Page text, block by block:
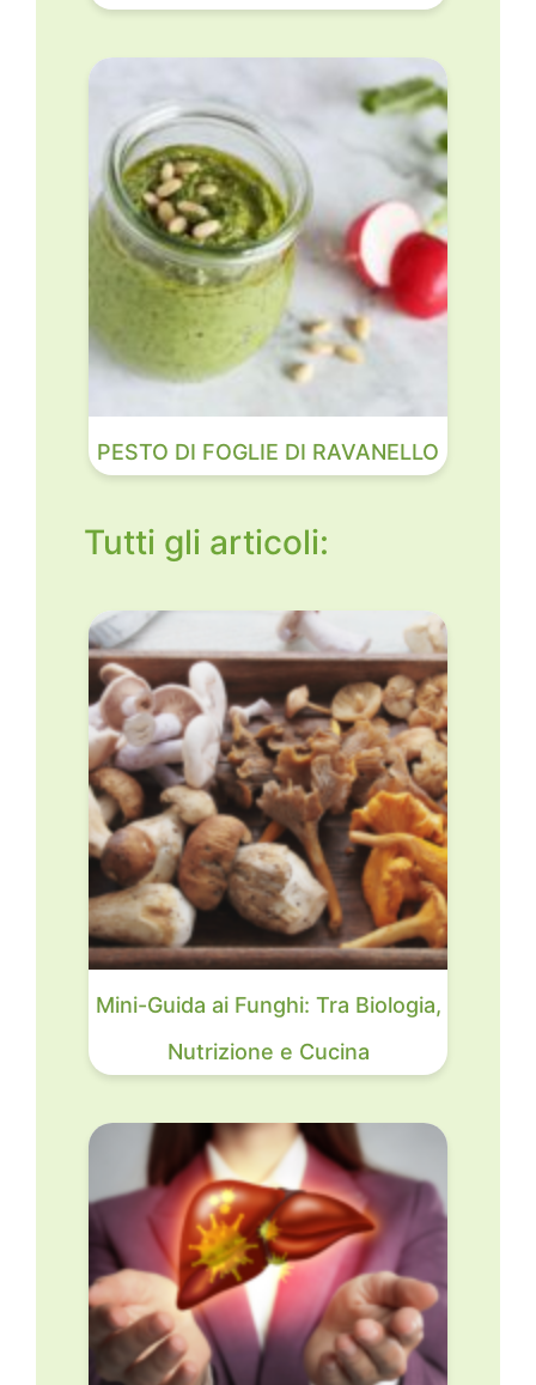
PESTO DI FOGLIE DI RAVANELLO
Tutti gli articoli:
Mini-Guida ai Funghi: Tra Biologia,
Nutrizione e Cucina